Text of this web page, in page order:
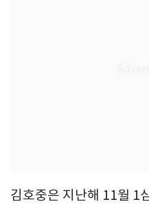
김호중은 지난해 11월 1